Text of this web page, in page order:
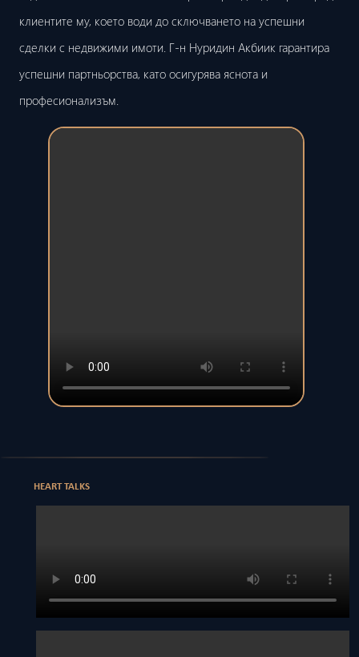
клиентите му, което води до сключването на успешни
сделки с недвижими имоти. Г-н Нуридин Акбиик гарантира
успешни партньорства, като осигурява яснота и
професионализъм.
HEART TALKS